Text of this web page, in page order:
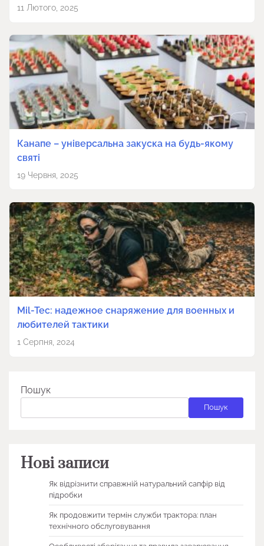
11 Лютого, 2025
Канапе – універсальна закуска на будь-якому
святі
19 Червня, 2025
Mil-Tec: надежное снаряжение для военных и
любителей тактики
1 Серпня, 2024
Пошук
Пошук
Нові записи
Як відрізнити справжній натуральний сапфір від
підробки
Як продовжити термін служби трактора: план
технічного обслуговування